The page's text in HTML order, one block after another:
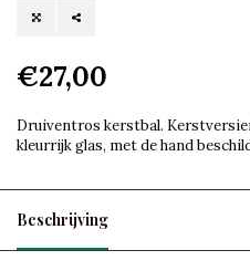
€27,00
Druiventros kerstbal.
kleurrijk glas, met de hand
Beschrijving